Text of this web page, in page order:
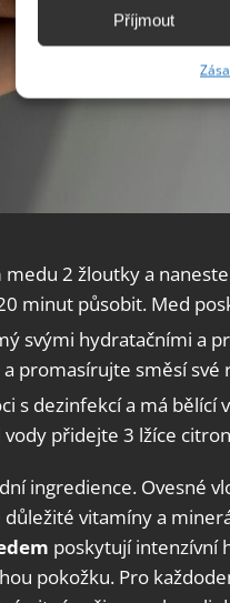
základě aktivně
Příjmout
2 žloutky a
minut působit. Med
svými hydratačními a
promasírujte směsí své
s dezinfekcí a má bělící
přidejte 3 lžíce
ingredience. Ovesné
vitamíny a
poskytují intenzívní
pokožku. Pro